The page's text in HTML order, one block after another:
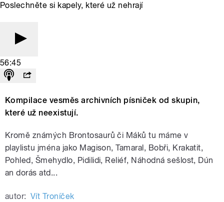
Poslechněte si kapely, které už nehrají
56:45
Kompilace vesměs archivních písniček od skupin,
které už neexistují.
Kromě známých Brontosaurů či Máků tu máme v
playlistu jména jako Magison, Tamaral, Bobři, Krakatit,
Pohled, Šmehydlo, Pidilidi, Reliéf, Náhodná sešlost, Dún
an dorás atd...
autor: Vít Troníček